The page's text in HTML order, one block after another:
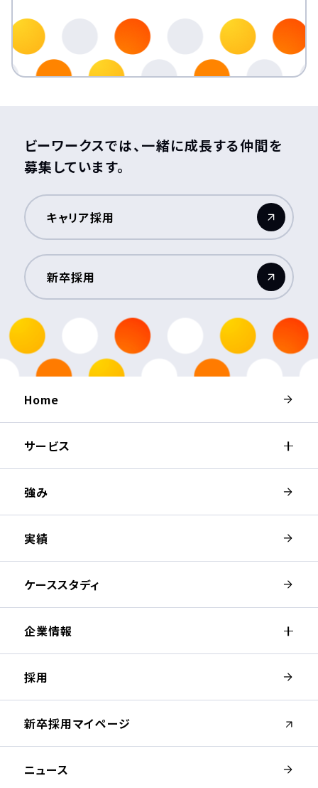
ビーワークスでは、一緒に成長する仲間を
募集しています。
キャリア採用
（新しいウィンドウが開きます）
新卒採用
（新しいウィンドウが開きます）
Home
サービス
強み
実績
ケーススタディ
企業情報
採用
新卒採用マイページ
（新しいウィンドウが開きます）
ニュース